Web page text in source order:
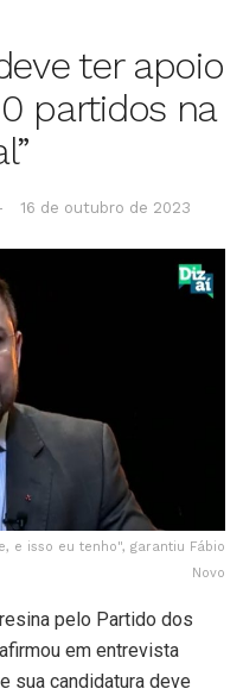
ter apoio
partidos na
16 de outubro de 2023
e isso eu tenho", garantiu Fábio
Novo
pelo Partido dos
em entrevista
sua candidatura deve